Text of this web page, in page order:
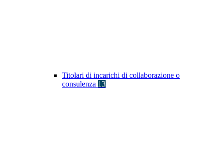
Titolari di incarichi di collaborazione o
consulenza 13